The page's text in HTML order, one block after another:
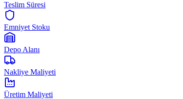
Teslim Süresi
Emniyet Stoku
Depo Alanı
Nakliye Maliyeti
Üretim Maliyeti